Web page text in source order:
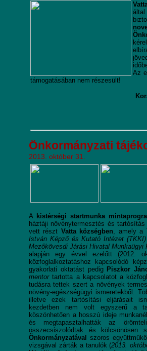
által
Az
támogatásában nem részesült!
Önkormányzati
2013. október 31.
A kistérségi startmunka
háztáji növénytermesztés és
vett részt Vatta községben, amely a
István Képző és Kutató Intézet
Mezőkövesdi Járási Hivatal Munkaügyi
alapján egy évvel ezelőtt (2012.
közfoglalkoztatáshoz kapcsolódó
gyakorlati oktatást pedig Piszkor
mentortartotta a kapcsolatot a
tudásra tettek szert a növények
növény-egészségügyi ismeretekből.
illetve ezek tartósítási eljárásait
kezdetben nem volt egyszerű a
köszönhetően a hosszú ideje
és megtapasztalhatták az
összecsiszolódtak és
Önkormányzatával szoros
vizsgával zárták a tanulók (2013.